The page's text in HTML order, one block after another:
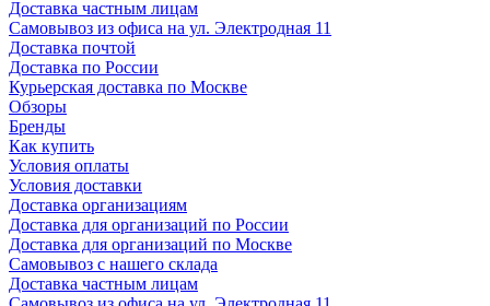
Доставка частным лицам
Самовывоз из офиса на ул. Электродная 11
Доставка почтой
Доставка по России
Курьерская доставка по Москве
Обзоры
Бренды
Как купить
Условия оплаты
Условия доставки
Доставка организациям
Доставка для организаций по России
Доставка для организаций по Москве
Самовывоз с нашего склада
Доставка частным лицам